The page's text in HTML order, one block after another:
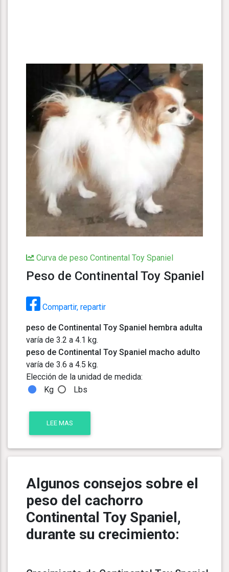
Curva de peso Continental Toy Spaniel
Peso de Continental Toy Spaniel
Compartir, repartir
peso de Continental Toy Spaniel hembra adulta
varía de 3.2 a 4.1 kg.
peso de Continental Toy Spaniel macho adulto
varía de 3.6 a 4.5 kg.
Elección de la unidad de medida:
Kg
Lbs
LEE MAS
Algunos consejos sobre el
peso del cachorro
Continental Toy Spaniel,
durante su crecimiento: